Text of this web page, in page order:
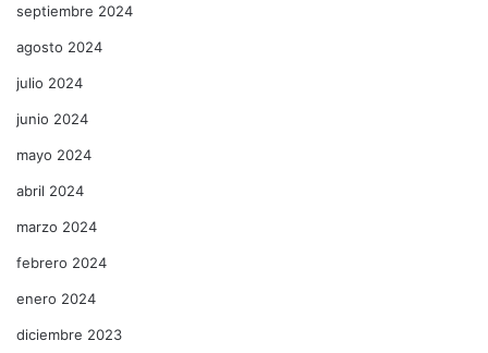
septiembre 2024
agosto 2024
julio 2024
junio 2024
mayo 2024
abril 2024
marzo 2024
febrero 2024
enero 2024
diciembre 2023